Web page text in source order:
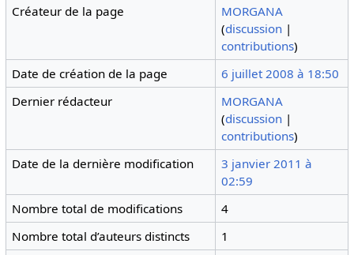
Créateur de la page
MORGANA
(discussion |
contributions)
Date de création de la page
6 juillet 2008 à 18:50
Dernier rédacteur
MORGANA
(discussion |
contributions)
Date de la dernière modification
3 janvier 2011 à
02:59
Nombre total de modifications
4
Nombre total d’auteurs distincts
1